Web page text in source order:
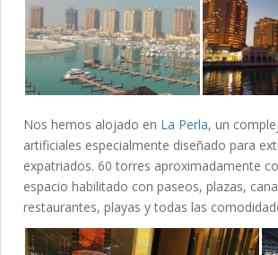
Nos hemos alojado en La Perla, un
artificiales especialmente diseñado para
expatriados. 60 torres aproximadamente
espacio habilitado con paseos, plazas,
restaurantes, playas y todas las